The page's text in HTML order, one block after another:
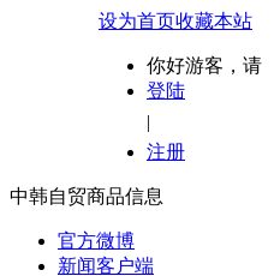
设为首页收藏本站
你好游客，请
登陆
|
注册
中韩自贸商品信息
官方微博
新闻客户端